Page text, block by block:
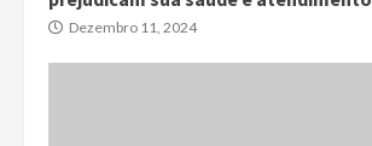
Dezembro 11, 2024